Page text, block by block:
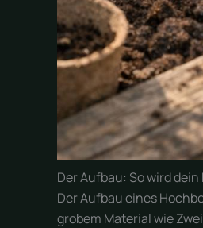
Der Aufbau: So wird
Der Aufbau eines
grobem Material wie